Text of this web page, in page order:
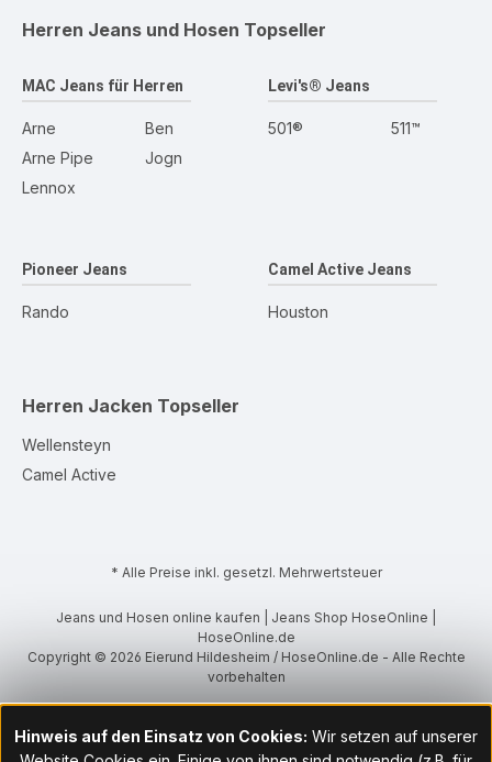
Herren Jeans und Hosen Topseller
MAC Jeans für Herren
Arne
Arne Pipe
Lennox
Ben
Jogn
Levi's® Jeans
501® 511™
Pioneer Jeans
Rando
Camel Active Jeans
Houston
Herren Jacken Topseller
Wellensteyn
Camel Active
* Alle Preise inkl. gesetzl. Mehrwertsteuer
Jeans und Hosen online kaufen | Jeans Shop HoseOnline |
HoseOnline.de
Copyright © 2026 Eierund Hildesheim / HoseOnline.de - Alle Rechte
vorbehalten
Hinweis auf den Einsatz von Cookies: Wir setzen auf unserer